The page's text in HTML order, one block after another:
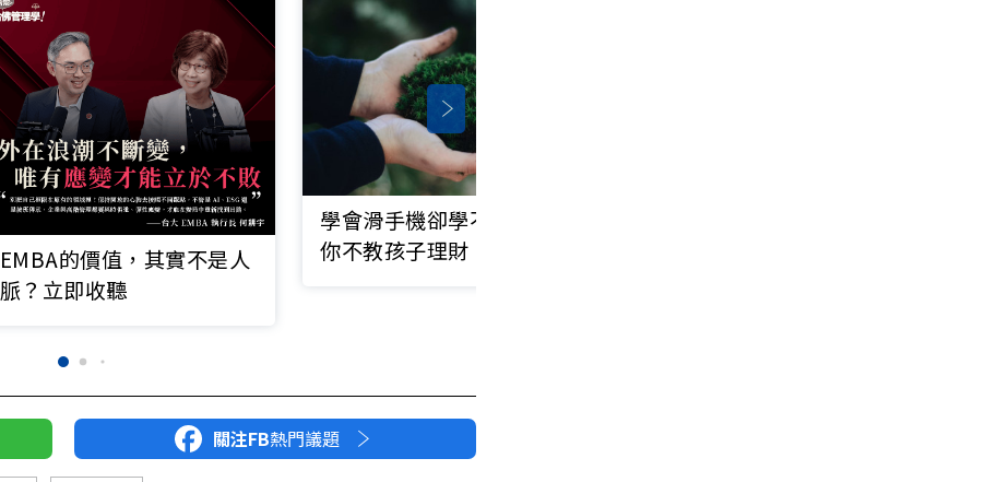
EMBA的價值，其實不是人
脈？立即收聽
學會滑手機卻學不會用錢：
你不教孩子理財，會發生什
關注FB熱門議題